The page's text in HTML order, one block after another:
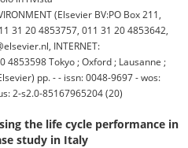
(Elsevier BV:PO Box 211,
31 20 4853757, 011 31 20 4853642,
INTERNET:
4853598 Tokyo ; Oxford ; Lausanne ;
pp. - - issn: 0048-9697 - wos:
2-s2.0-85167965204 (20)
the life cycle performance in
study in Italy